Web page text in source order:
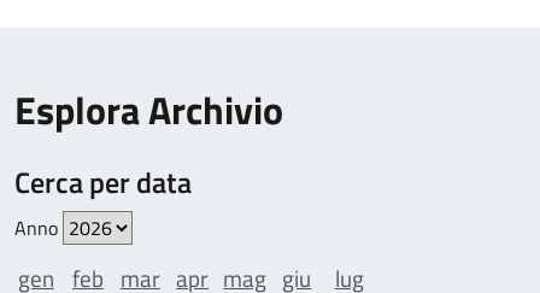
Esplora Archivio
Cerca per data
Anno
gen feb mar apr mag giu lug